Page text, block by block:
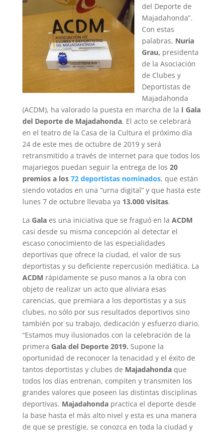
del Deporte de
Majadahonda”.
Con estas
palabras, Nuria
Grau, presidenta
de la Asociación
de Clubes y
Deportistas de
Majadahonda
(ACDM), ha valorado la puesta en marcha de la I Gala
del Deporte de Majadahonda. El acto se celebrará
en el teatro de la Casa de la Cultura el próximo día
24 de este mes de octubre de 2019 y será
retransmitido a través de internet para que todos los
majariegos puedan seguir la entrega de los 20
premios a los 72 deportistas nominados, que están
siendo votados en una “urna digital” y que hasta este
lunes 7 de octubre llevaba ya 13.000 visitas.
La Galaes una iniciativa que se fraguó en la ACDM
casi desde su misma concepción al detectar el
escaso conocimiento de las especialidades
deportivas que ofrece la ciudad, el valor de sus
deportistas y su deficiente repercusión mediática. La
ACDM rápidamente se puso manos a la obra con
objeto de realizar un acto que aliviara esas
carencias, que premiara a los deportistas y a sus
clubes, no sólo por sus resultados deportivos sino
también por su trabajo, dedicación y esfuerzo diario.
“Estamos muy ilusionados con la celebración de la
primera Gala del Deporte 2019. Supone la
oportunidad de reconocer la tenacidad y el éxito de
tantos deportistas y clubes de Majadahondaque
todos los días entrenan, compiten y transmiten los
grandes valores que poseen las distintas disciplinas
deportivas. Majadahondapractica el deporte desde
la base hasta el más alto nivel y esta es una manera
de que se prestigie, se conozca en toda la ciudad y